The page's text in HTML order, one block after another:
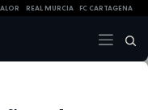
REAL MURCIA FC CARTAGENA